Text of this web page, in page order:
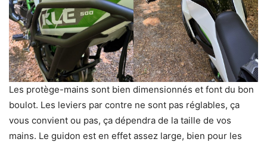
Les protège-mains sont bien dimensionnés et font du bon
boulot. Les leviers par contre ne sont pas réglables, ça
vous convient ou pas, ça dépendra de la taille de vos
mains. Le guidon est en effet assez large, bien pour les